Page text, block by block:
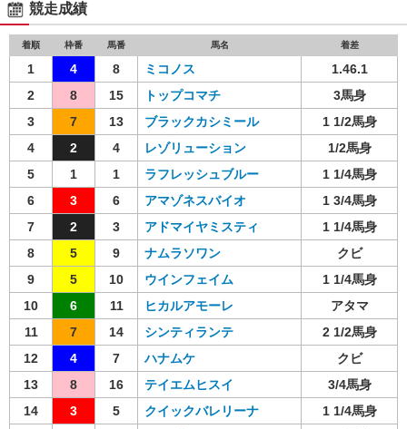
競走成績
着順 枠番 馬番 馬名 着差
1 4 8 ミコノス
1.46.1
2
8 15 トップコマチ
3馬身
3
7 13 ブラックカシミール
1 1/2馬身
4
2 4 レゾリューション
1/2馬身
5
1 1 ラフレッシュブルー
1 1/4馬身
6
3 6 アマゾネスバイオ
1 3/4馬身
7
2 3 アドマイヤミスティ
1 1/4馬身
8
5 9 ナムラソワン
クビ
9
5 10 ウインフェイム
1 1/4馬身
10
6 11 ヒカルアモーレ
アタマ
11
7 14 シンティランテ
2 1/2馬身
12
4 7 ハナムケ
クビ
13
8 16 テイエムヒスイ
3/4馬身
14
3 5 クイックバレリーナ
1 1/4馬身